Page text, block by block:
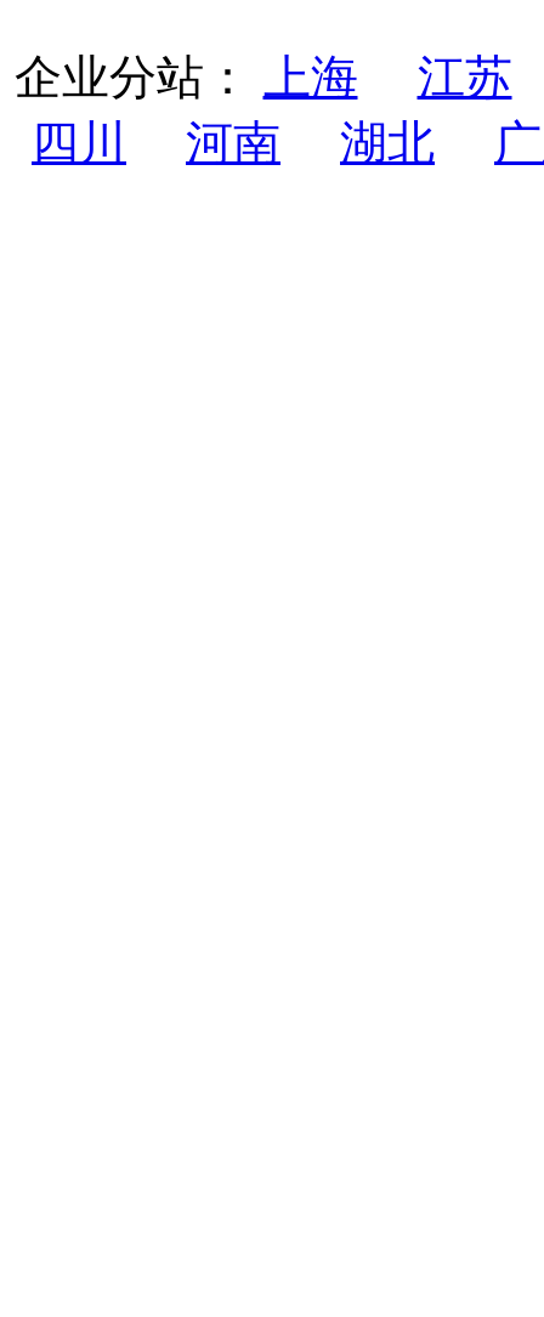
企业分站： 上海
江苏
四川
河南 湖北